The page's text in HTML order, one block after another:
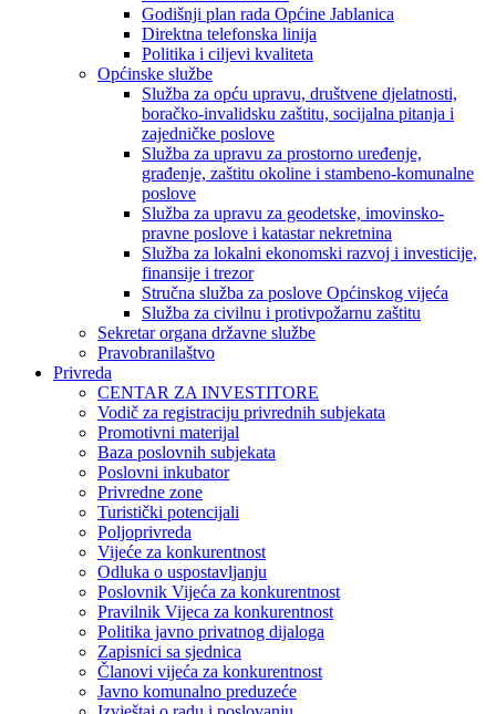
Godišnji plan rada Općine Jablanica
Direktna telefonska linija
Politika i ciljevi kvaliteta
Općinske službe
Služba za opću upravu, društvene djelatnosti,
boračko-invalidsku zaštitu, socijalna pitanja i
zajedničke poslove
Služba za upravu za prostorno uređenje,
građenje, zaštitu okoline i stambeno-komunalne
poslove
Služba za upravu za geodetske, imovinsko-
pravne poslove i katastar nekretnina
Služba za lokalni ekonomski razvoj i investicije,
finansije i trezor
Stručna služba za poslove Općinskog vijeća
Služba za civilnu i protivpožarnu zaštitu
Sekretar organa državne službe
Pravobranilaštvo
Privreda
CENTAR ZA INVESTITORE
Vodič za registraciju privrednih subjekata
Promotivni materijal
Baza poslovnih subjekata
Poslovni inkubator
Privredne zone
Turistički potencijali
Poljoprivreda
Vijeće za konkurentnost
Odluka o uspostavljanju
Poslovnik Vijeća za konkurentnost
Pravilnik Vijeca za konkurentnost
Politika javno privatnog dijaloga
Zapisnici sa sjednica
Članovi vijeća za konkurentnost
Javno komunalno preduzeće